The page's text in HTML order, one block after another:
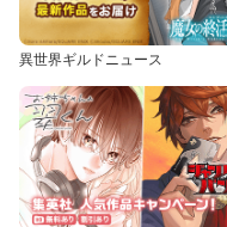
異世界ギルドニュース